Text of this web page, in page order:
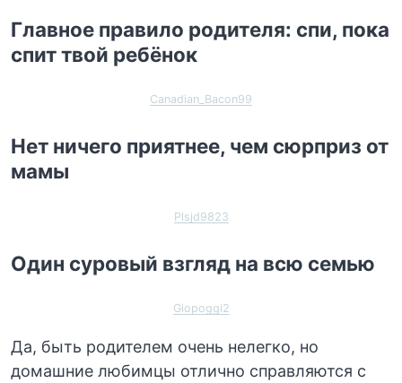
Главное правило родителя: спи, пока
спит твой ребёнок
Canadian_Bacon99
Нет ничего приятнее, чем сюрприз от
мамы
Plsjd9823
Один суровый взгляд на всю семью
Giopoggi2
Да, быть родителем очень нелегко, но
домашние любимцы отлично справляются с